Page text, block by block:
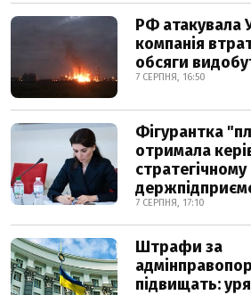
РФ атакувала
компанія
обсяги
7 СЕРПНЯ, 16:50
Фігурантка
отримала
стратегічному
7 СЕРПНЯ, 17:10
Штрафи за
підвищать: